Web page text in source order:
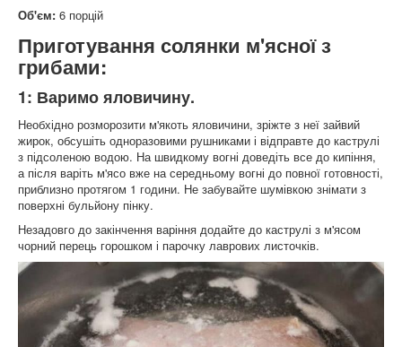
Об'єм: 6 порцій
Приготування солянки м'ясної з
грибами:
1: Варимо яловичину.
Необхідно розморозити м'якоть яловичини, зріжте з неї зайвий
жирок, обсушіть одноразовими рушниками і відправте до каструлі
з підсоленою водою. На швидкому вогні доведіть все до кипіння,
а після варіть м'ясо вже на середньому вогні до повної готовності,
приблизно протягом 1 години. Не забувайте шумівкою знімати з
поверхні бульйону пінку.
Незадовго до закінчення варіння додайте до каструлі з м'ясом
чорний перець горошком і парочку лаврових листочків.